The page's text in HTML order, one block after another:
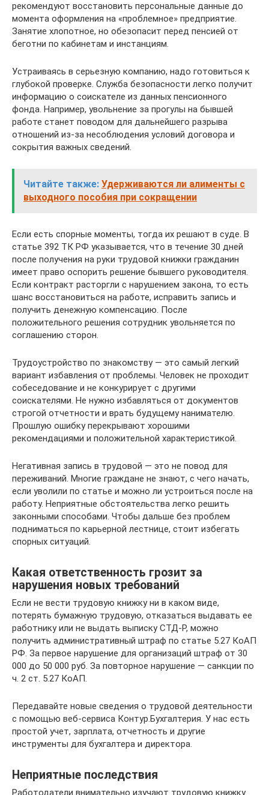
рекомендуют восстановить персональные данные до
момента оформления на «проблемное» предприятие.
Занятие хлопотное, но обезопасит перед пенсией от
беготни по кабинетам и инстанциям.
Устраиваясь в серьезную компанию, надо готовиться к
глубокой проверке. Служба безопасности легко получит
информацию о соискателе из данных пенсионного
фонда. Например, увольнение за прогулы на бывшей
работе станет поводом для дальнейшего разрыва
отношений из-за несоблюдения условий договора и
сокрытия важных сведений.
Читайте также: Удерживаются ли алименты с
выходного пособия при сокращении
Если есть спорные моменты, тогда их решают в суде. В
статье 392 ТК РФ указывается, что в течение 30 дней
после получения на руки трудовой книжки гражданин
имеет право оспорить решение бывшего руководителя.
Если контракт расторгли с нарушением закона, то есть
шанс восстановиться на работе, исправить запись и
получить денежную компенсацию. После
положительного решения сотрудник увольняется по
соглашению сторон.
Трудоустройство по знакомству — это самый легкий
вариант избавления от проблемы. Человек не проходит
собеседование и не конкурирует с другими
соискателями. Не нужно избавляться от документов
строгой отчетности и врать будущему нанимателю.
Прошлую ошибку перекрывают хорошими
рекомендациями и положительной характеристикой.
Негативная запись в трудовой — это не повод для
переживаний. Многие граждане не знают, с чего начать,
если уволили по статье и можно ли устроиться после на
работу. Неприятные обстоятельства легко решить
законными способами. Чтобы дальше без проблем
подниматься по карьерной лестнице, стоит избегать
спорных ситуаций.
Какая ответственность грозит за
нарушения новых требований
Если не вести трудовую книжку ни в каком виде,
потерять бумажную трудовую, отказаться выдавать ее
работнику или не выдать выписку СТД-Р, можно
получить административный штраф по статье 5.27 КоАП
РФ. За первое нарушение для организаций штраф от 30
000 до 50 000 руб. За повторное нарушение — санкции по
ч. 2 ст. 5.27 КоАП.
Передавайте новые сведения о трудовой деятельности
с помощью веб-сервиса Контур.Бухгалтерия. У нас есть
простой учет, зарплата, отчетность и другие
инструменты для бухгалтера и директора.
Неприятные последствия
Работодатели внимательно изучают трудовую книжку